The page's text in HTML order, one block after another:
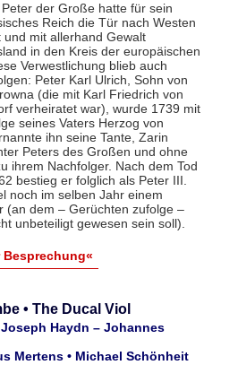
der Große hatte für sein
Reich die Tür nach Westen
und mit allerhand Gewalt
in den Kreis der europäischen
Verwestlichung blieb auch
Peter Karl Ulrich, Sohn von
(die mit Karl Friedrich von
verheiratet war), wurde 1739 mit
seines Vaters Herzog von
ihn seine Tante, Zarin
Peters des Großen und ohne
ihrem Nachfolger. Nach dem Tod
bestieg er folglich als Peter III.
noch im selben Jahr einem
(an dem – Gerüchten zufolge –
unbeteiligt gewesen sein soll).
Besprechung«
• The Ducal Viol
Joseph Haydn – Johannes
Mertens • Michael Schönheit